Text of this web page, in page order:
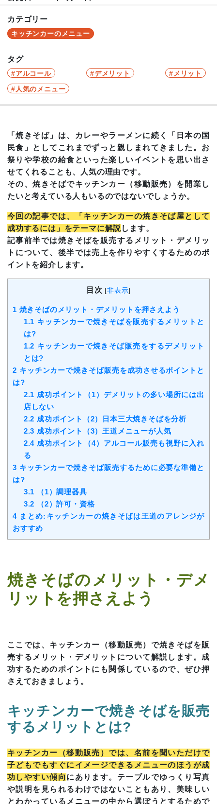
カテゴリー
キッチンカーのメニュー
タグ
アルコール デメリット
メリット
人気のメニュー
「焼きそば」は、カレーやラーメンに続く「日本の国
民食」としてこれまでずっと親しまれてきました。お
祭りや学校の給食といった楽しいイベントを思い出さ
せてくれることも、人気の理由です。
その、焼きそばでキッチンカー（移動販売）を開業し
たいと考えている人もいるのではないでしょうか。
今回の記事では、「キッチンカーの焼きそば屋として
成功するには」をテーマに解説します。
記事前半では焼きそばを販売するメリット・デメリッ
トについて、後半では売上を作りやすくするためのポ
イントを紹介します。
目次 [非表示]
1 焼きそばのメリット・デメリットを押さえよう
1.1 キッチンカーで焼きそばを販売するメリットと
は?
1.2 キッチンカーで焼きそば販売をするデメリット
とは?
2 キッチンカーで焼きそば販売を成功させるポイントと
は?
2.1 成功ポイント（1）デメリットの多い場所には出
店しない
2.2 成功ポイント（2）日本三大焼きそばを分析
2.3 成功ポイント（3）王道メニューが人気
2.4 成功ポイント（4）アルコール販売も視野に入れ
る
3 キッチンカーで焼きそば販売するために必要な準備と
は?
3.1 （1）調理器具
3.2 （2）許可・資格
4まとめ:キッチンカーの焼きそばは王道のアレンジが
おすすめ
焼きそばのメリット・デメ
リットを押さえよう
ここでは、キッチンカー（移動販売）で焼きそばを販
売するメリット・デメリットについて解説します。成
功するためのポイントにも関係しているので、ぜひ押
さえておきましょう。
キッチンカーで焼きそばを販売
するメリットとは?
キッチンカー（移動販売）では、名前を聞いただけで
子どもでもすぐにイメージできるメニューのほうが成
功しやすい傾向 にあります。テーブルでゆっくり写真
や説明を見られるわけではないこともあり、美味しい
とわかっているメニューの中から選ぼうとするためで